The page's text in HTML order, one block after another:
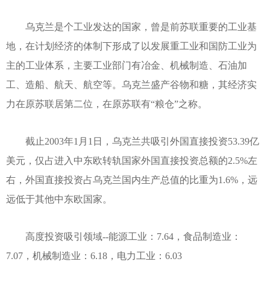
乌克兰是个工业发达的国家，曾是前苏联重要的工业基
地，在计划经济的体制下形成了以发展重工业和国防工业为
主的工业体系，主要工业部门有冶金、机械制造、石油加
工、造船、航天、航空等。乌克兰盛产谷物和糖，其经济实
力在原苏联居第二位，在原苏联有“粮仓”之称。
截止2003年1月1日，乌克兰共吸引外国直接投资53.39亿
美元，仅占进入中东欧转轨国家外国直接投资总额的2.5%左
右，外国直接投资占乌克兰国内生产总值的比重为1.6%，远
远低于其他中东欧国家。
高度投资吸引领域--能源工业：7.64，食品制造业：
7.07，机械制造业：6.18，电力工业：6.03